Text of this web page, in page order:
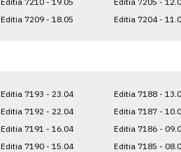
Editia 7209 - 18.05
Editia 7204 -
Editia 7193 - 23.04
Editia 7192 - 22.04
Editia 7191 - 16.04
Editia 7190 - 15.04
Editia 7188 -
Editia 7187 -
Editia 7186 -
Editia 7185 -